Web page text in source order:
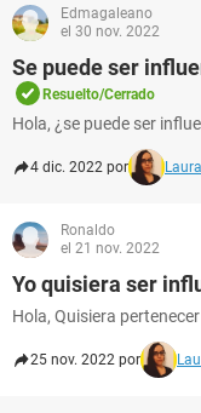
Edmagaleano
el 30 nov. 2022
Se puede ser
Resuelto/Cerrado
Hola, ¿se puede ser
4 dic. 2022 por
Ronaldo
el 21 nov. 2022
Yo quisiera ser
Hola, Quisiera
25 nov. 2022 por